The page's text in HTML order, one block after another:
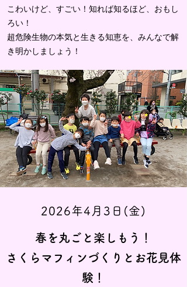
こわいけど、すごい！知れば知るほど、おもし
ろい！
超危険生物の本気と生きる知恵を、みんなで解
き明かしましょう！
2026年4月3日(金)
春を丸ごと楽しもう！
さくらマフィンづくりとお花見体
験！